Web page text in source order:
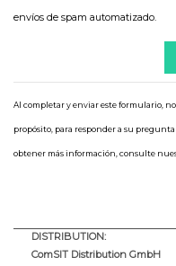
envíos de spam automatizado.
Al completar y enviar este formulario,
propósito, para responder a su
obtener más información, consulte
DISTRIBUTION:
ComSIT Distribution GmbH